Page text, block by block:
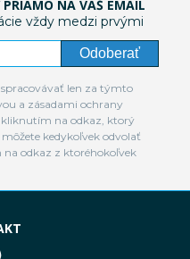
PRIAMO NA VÁŠ EMAIL
vždy medzi prvými
Odoberať
spracovávať len za týmto
a zásadami ochrany
kliknutím na odkaz, ktorý
kedykoľvek odvolať
odkaz z ktoréhokoľvek